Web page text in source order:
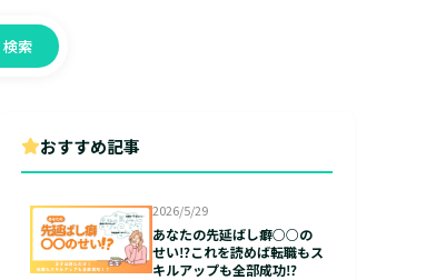
検索
おすすめ記事
2026/5/29
あなたの先延ばし癖○○の
せい⁉これを読めば転職もス
キルアップも全部成功⁉